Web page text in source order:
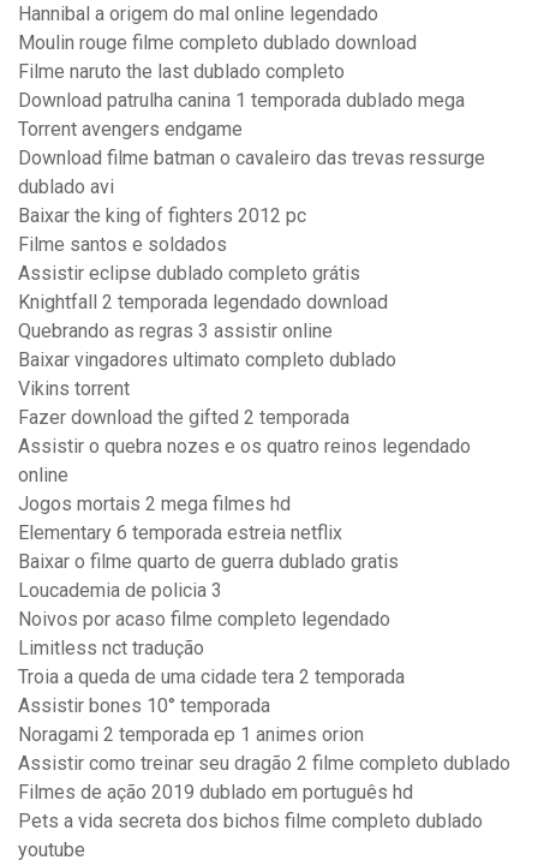
Hannibal a origem do mal online legendado
Moulin rouge filme completo dublado download
Filme naruto the last dublado completo
Download patrulha canina 1 temporada dublado mega
Torrent avengers endgame
Download filme batman o cavaleiro das trevas ressurge
dublado avi
Baixar the king of fighters 2012 pc
Filme santos e soldados
Assistir eclipse dublado completo grátis
Knightfall 2 temporada legendado download
Quebrando as regras 3 assistir online
Baixar vingadores ultimato completo dublado
Vikins torrent
Fazer download the gifted 2 temporada
Assistir o quebra nozes e os quatro reinos legendado
online
Jogos mortais 2 mega filmes hd
Elementary 6 temporada estreia netflix
Baixar o filme quarto de guerra dublado gratis
Loucademia de policia 3
Noivos por acaso filme completo legendado
Limitless nct tradução
Troia a queda de uma cidade tera 2 temporada
Assistir bones 10° temporada
Noragami 2 temporada ep 1 animes orion
Assistir como treinar seu dragão 2 filme completo dublado
Filmes de ação 2019 dublado em português hd
Pets a vida secreta dos bichos filme completo dublado
youtube